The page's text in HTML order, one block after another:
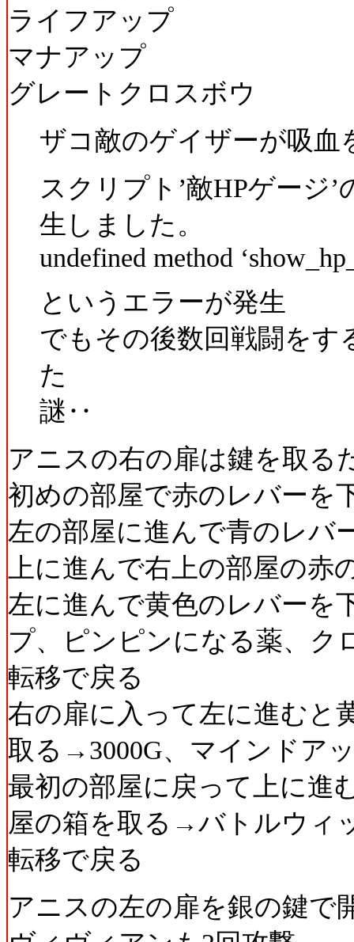
ライフアップ
マナアップ
グレートクロスボウ
ザコ敵のゲイザーが吸血
スクリプト’敵HPゲージ’
生しました。
undefined method
というエラーが発生
でもその後数回戦闘をす
た
謎‥
アニスの右の扉は鍵を取る
初めの部屋で赤のレバーを
左の部屋に進んで青のレバ
上に進んで右上の部屋の赤
左に進んで黄色のレバー
プ、ピンピンになる薬、ク
転移で戻る
右の扉に入って左に進む
取る→3000G、マインドア
最初の部屋に戻って上に
屋の箱を取る→バトルウィ
転移で戻る
アニスの左の扉を銀の鍵で